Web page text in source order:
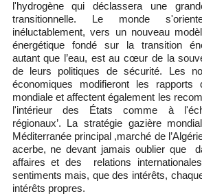
l'hydrogène qui déclassera une
transitionnelle. Le monde
inéluctablement, vers un nouveau
énergétique fondé sur la transition
autant que l’eau, est au cœur de la
de leurs politiques de sécurité. Les
économiques modifieront les
mondiale et affectent également les
l'intérieur des États comme à
régionaux’. La stratégie gazière
Méditerranée principal ,marché de
acerbe, ne devant jamais oublier que
affaires et des relations
sentiments mais, que des intérêts,
intérêts propres.